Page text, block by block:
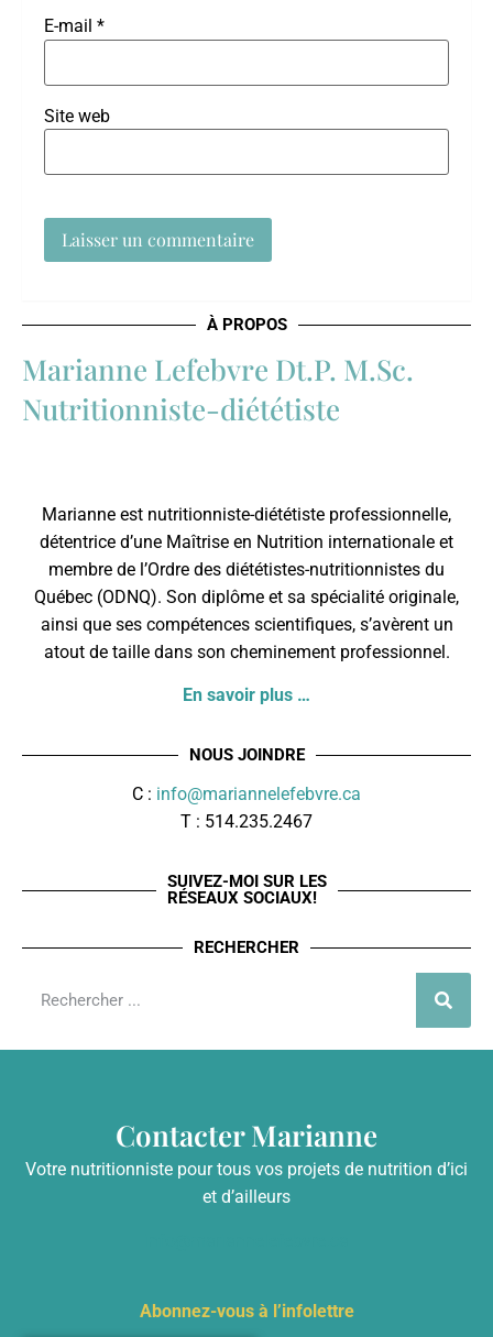
E-mail *
Site web
À PROPOS
Marianne Lefebvre Dt.P. M.Sc.
Nutritionniste-diététiste
Marianne est nutritionniste-diététiste professionnelle,
détentrice d’une Maîtrise en Nutrition internationale et
membre de l’Ordre des diététistes-nutritionnistes du
Québec (ODNQ). Son diplôme et sa spécialité originale,
ainsi que ses compétences scientifiques, s’avèrent un
atout de taille dans son cheminement professionnel.
En savoir plus …
NOUS JOINDRE
C : info@mariannelefebvre.ca
T : 514.235.2467
SUIVEZ-MOI SUR LES
RÉSEAUX SOCIAUX!
RECHERCHER
Contacter Marianne
Votre nutritionniste pour tous vos projets de nutrition d’ici
et d’ailleurs
Abonnez-vous à l’infolettre